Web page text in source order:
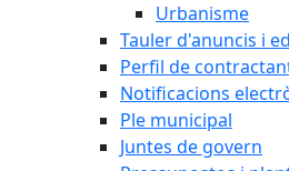
Urbanisme
Tauler d'anuncis i
Perfil de
Notificacions
Ple municipal
Juntes de govern